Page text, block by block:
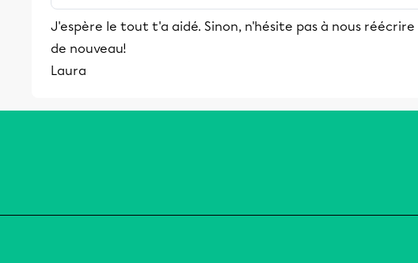
J'espère le tout t'a aidé. Sinon, n'hésite pas à nous réécrire
de nouveau!
Laura